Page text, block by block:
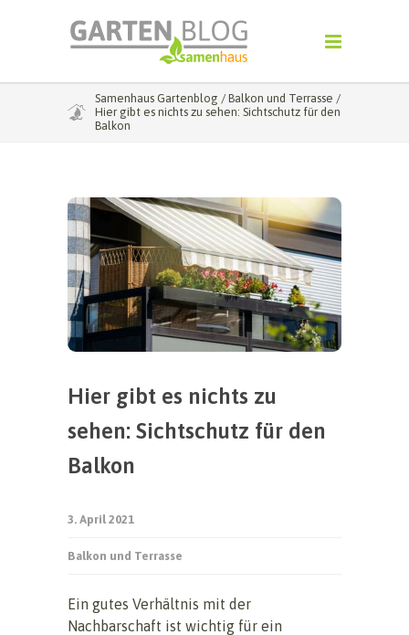
Samenhaus Gartenblog / Balkon und Terrasse /
Hier gibt es nichts zu sehen: Sichtschutz für den
Balkon
Hier gibt es nichts zu
sehen: Sichtschutz für den
Balkon
3. April 2021
Balkon und Terrasse
Ein gutes Verhältnis mit der
Nachbarschaft ist wichtig für ein